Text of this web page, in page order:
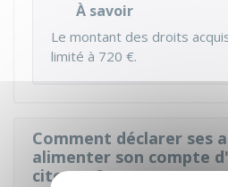
À savoir
Le montant des droits
limité à 720 €.
Comment déclarer ses
alimenter son compte
citoyen ?